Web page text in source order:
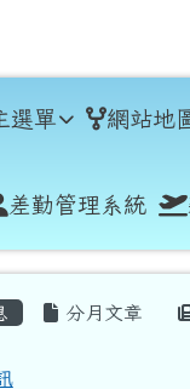
學
選單 網站地
差勤管理系統
域分月文章